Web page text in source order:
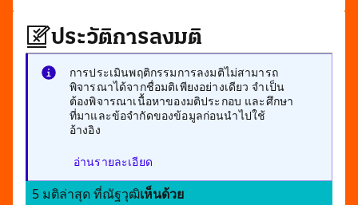
ประวัติการลงมติ
การประเมินพฤติกรรมการลงมติไม่สามารถ
พิจารณาได้จากชื่อมติเพียงอย่างเดียว จำเป็น
ต้องพิจารณาเนื้อหาของมติประกอบ และศึกษา
ที่มาและข้อจำกัดของข้อมูลก่อนนำไปใช้
อ้างอิง
อ่านรายละเอียด
5 มติล่าสุด ที่ณัฐวุฒิเห็นด้วย